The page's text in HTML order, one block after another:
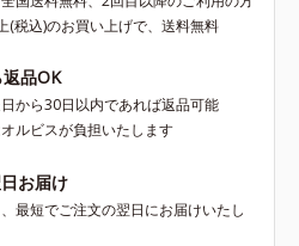
(税込)のお買い上げで、送料無料
品OK
から30日以内であれば返品可能
ルビスが負担いたします
お届け
最短でご注文の翌日にお届けいたし